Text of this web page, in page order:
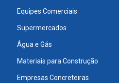
Equipes Comerciais
Supermercados
Água e Gás
Materiais para Construção
Empresas Concreteiras